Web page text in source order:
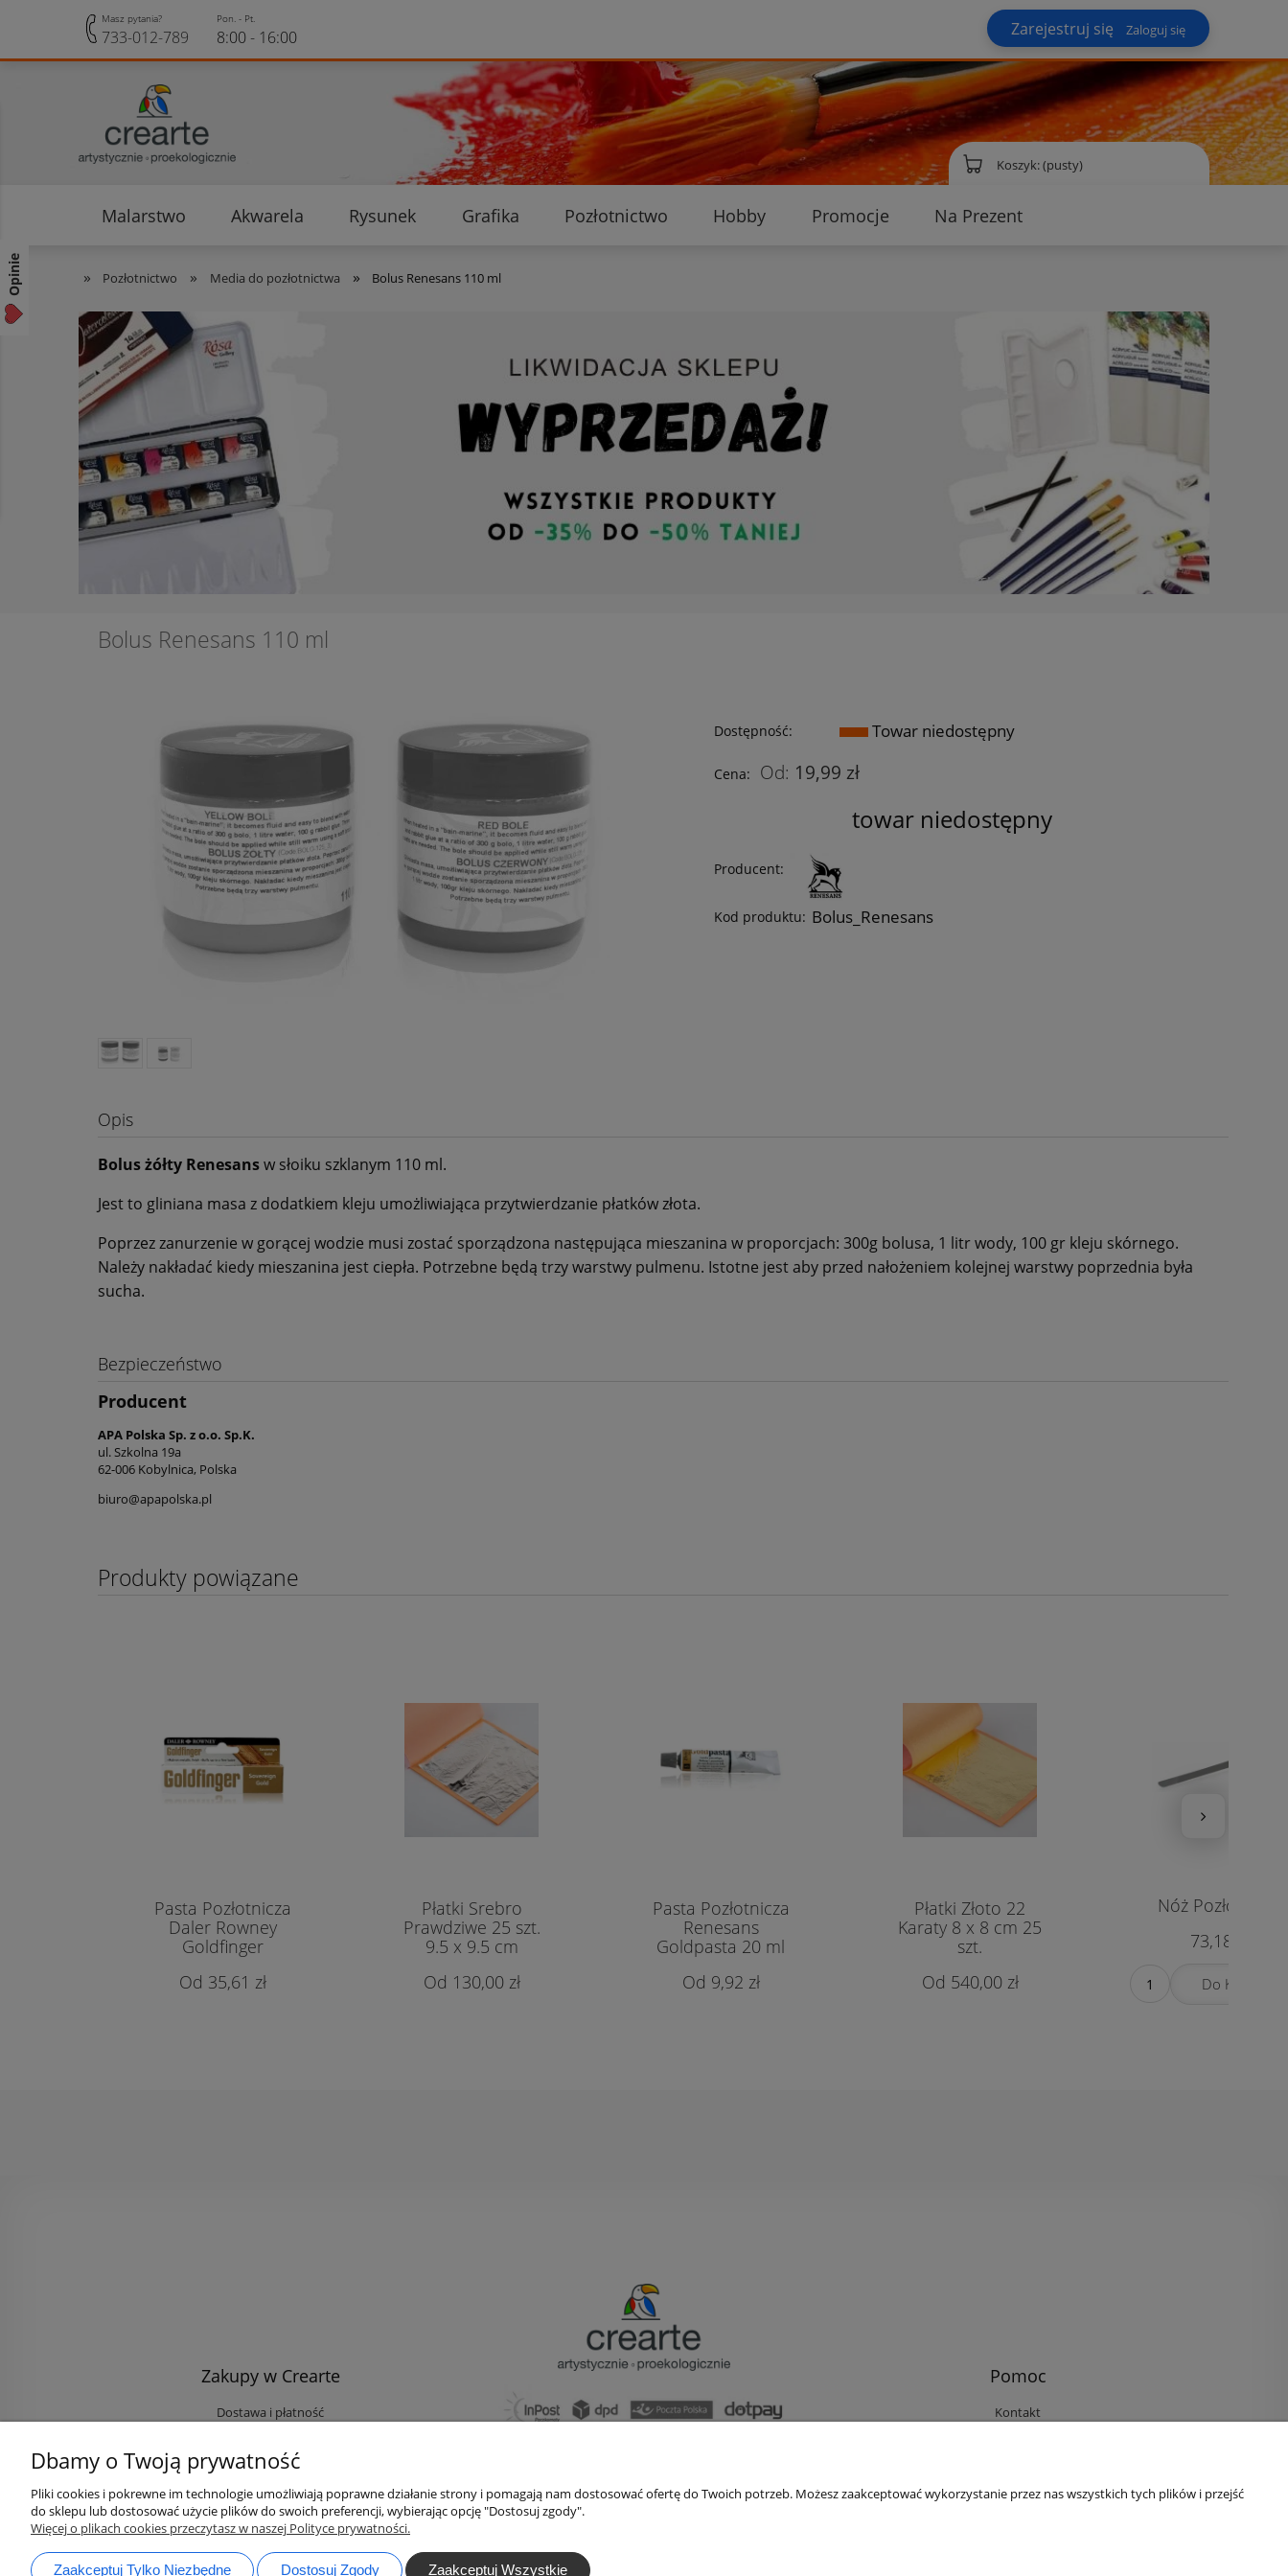
Zarejestruj się Zaloguj się
Koszyk:(pusty)
Malarstwo Akwarela Rysunek Grafika Pozłotnictwo Hobby Promocje
Na Prezent
» Pozłotnictwo » Media do pozłotnictwa » Bolus Renesans 110 ml
Bolus Renesans 110 ml
Dostępność: Towar niedostępny
Cena: 19,99 zł
towar niedostępny
Producent:
Kod produktu: Bolus_Renesans
Opis
Bolus żółty Renesansw słoiku szklanym 110 ml.
Jest to gliniana masa z dodatkiem kleju umożliwiająca przytwierdzanie płatków złota.
Poprzez zanurzenie w gorącej wodzie musi zostać sporządzona następująca mieszanina w proporcjach: 300g bolusa, 1 litr wody, 100 gr kleju skórnego.
Należy nakładać kiedy mieszanina jest ciepła. Potrzebne będą trzy warstwy pulmenu. Istotne jest aby przed nałożeniem kolejnej warstwy poprzednia była
sucha.
Bezpieczeństwo
Producent
APA Polska Sp. z o.o. Sp.K.
ul. Szkolna 19a
62-006 Kobylnica, Polska
biuro@apapolska.pl
Produkty powiązane
Pasta Pozłotnicza
Daler Rowney
Goldfinger
35,61 zł
Płatki Srebro
Prawdziwe 25 szt.
9.5 x 9.5 cm
130,00 zł
Pasta Pozłotnicza
Renesans
Goldpasta 20 ml
9,92 zł
Płatki Złoto 22
Karaty 8 x 8 cm 25
szt.
540,00 zł
Nóż Pozłotniczy
73,18 zł
Do Koszyka
Zakupy w Crearte
Dostawa i płatność
Rabaty i Zniżki
Opinie klientów
Zaloguj się na Twoje konto
Pomoc
Kontakt
Ustawienia plików cookies
tel.:733 012 789
Masz pytania?
733-012-789
Pon. - Pt.
8:00 - 16:00
Dbamy o Twoją prywatność
Pliki cookies i pokrewne im technologie umożliwiają poprawne działanie strony i pomagają nam dostosować ofertę do Twoich potrzeb. Możesz zaakceptować wykorzystanie przez nas wszystkich tych plików i przejść
do sklepu lub dostosować użycie plików do swoich preferencji, wybierając opcję "Dostosuj zgody".
Więcej o plikach cookies przeczytasz w naszej Polityce prywatności.
Zaakceptuj Tylko Niezbędne Dostosuj Zgody Zaakceptuj Wszystkie
Opinie